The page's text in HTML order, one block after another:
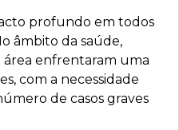
profundo em todos
âmbito da saúde,
área enfrentaram uma
com a necessidade
de casos graves